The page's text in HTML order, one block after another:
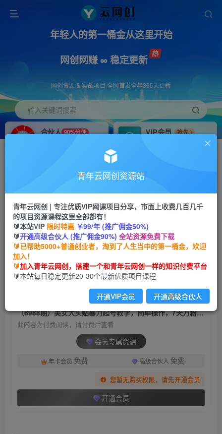
年轻人的第一桶金从这里开始
网创网赚 ∞ 稳定更新
网创资源 & 实战项目 全网首发全年365天更新
输入关键词搜索
合伙人 90%分佣
VIP会员
抢先
搭建同款网站，自己当老板
首页 创业课程 会员专属 正文
（6988期）美女大头贴暴力起号教学，简单操
作，7天万粉，收徒带货变现香
青年云网创
2年前发布
关注 私信
（6988期）美女大头贴暴力起号教学，简单操作，7天万粉，收徒带货变现香
此内容为付费阅读，请付费后查看
会员专属资源
年卡会员 免费 高级合伙人 免费
您暂无购买权限，请先开通会员
开通会员
青年云网创资源站
青年云网创 | 专注优质VIP网课项目分享，市面上收费几百几千
的项目资源课程这里全部都有！
🔰本站VIP 限时特惠 ￥99/年 (推广佣金50%)
🔰开通高级合伙人 (推广佣金90%) 全站资源免费下载
🔰已帮助5000+普通创业者，淘到了人生当中的第一桶金，欢迎
加入！
🔰加入青年云网创，搭建一个和青年云网创一样的知识付费平台
🔰本站每日稳定更新20-30个最新优质项目课程
开通VIP会员 开通高级合伙人